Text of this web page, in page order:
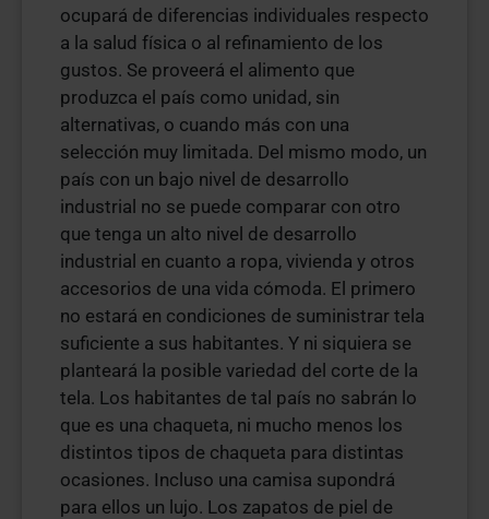
ocupará de diferencias individuales respecto
a la salud física o al refinamiento de los
gustos. Se proveerá el alimento que
produzca el país como unidad, sin
alternativas, o cuando más con una
selección muy limitada. Del mismo modo, un
país con un bajo nivel de desarrollo
industrial no se puede comparar con otro
que tenga un alto nivel de desarrollo
industrial en cuanto a ropa, vivienda y otros
accesorios de una vida cómoda. El primero
no estará en condiciones de suministrar tela
suficiente a sus habitantes. Y ni siquiera se
planteará la posible variedad del corte de la
tela. Los habitantes de tal país no sabrán lo
que es una chaqueta, ni mucho menos los
distintos tipos de chaqueta para distintas
ocasiones. Incluso una camisa supondrá
para ellos un lujo. Los zapatos de piel de